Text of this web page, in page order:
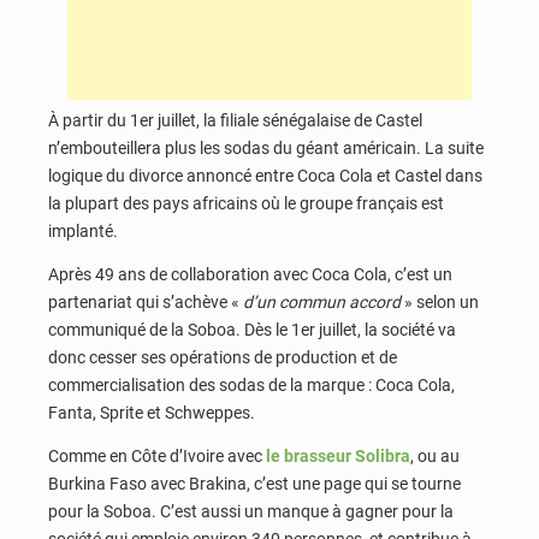
À partir du 1er juillet, la filiale sénégalaise de Castel
n’embouteillera plus les sodas du géant américain. La suite
logique du divorce annoncé entre Coca Cola et Castel dans
la plupart des pays africains où le groupe français est
implanté.
Après 49 ans de collaboration avec Coca Cola, c’est un
partenariat qui s’achève « d’un commun accord» selon un
communiqué de la Soboa. Dès le 1er juillet, la société va
donc cesser ses opérations de production et de
commercialisation des sodas de la marque : Coca Cola,
Fanta, Sprite et Schweppes.
Comme en Côte d’Ivoire avec le brasseur Solibra, ou au
Burkina Faso avec Brakina, c’est une page qui se tourne
pour la Soboa. C’est aussi un manque à gagner pour la